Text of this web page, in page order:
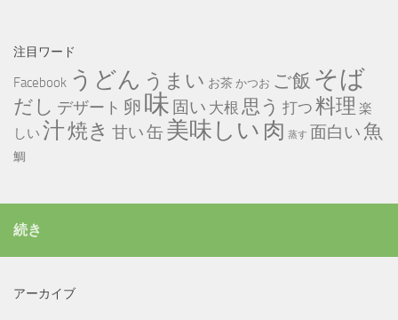
注目ワード
Facebook うどん うまい お茶 かつお ご飯 そば
だし デザート 卵 味 固い 大根 思う 打つ 料理 楽
しい 汁焼き 甘い缶美味しい 肉 蒸す 面白い 魚
鯛
続き
アーカイブ